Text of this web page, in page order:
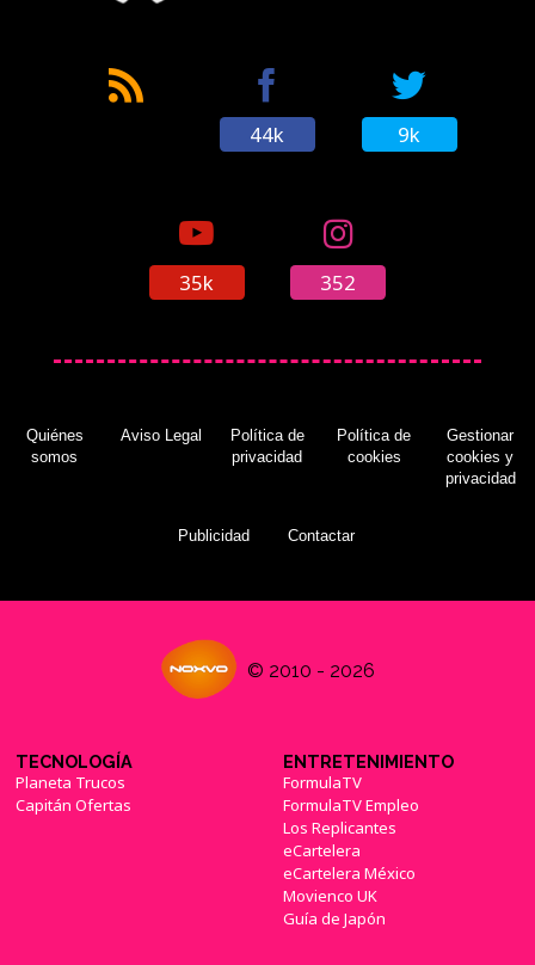
'La Liga de la Justicia' muestra su lado más
44k 9k
35k 352
Quiénes
somos
Aviso Legal
Política de
privacidad
Política de
cookies
Gestionar
cookies y
privacidad
Publicidad Contactar
© 2010 - 2026
TECNOLOGÍA
Planeta Trucos
Capitán Ofertas
ENTRETENIMIENTO
FormulaTV
FormulaTV Empleo
Los Replicantes
eCartelera
eCartelera México
Movienco UK
Guía de Japón